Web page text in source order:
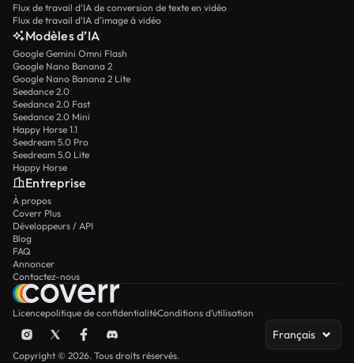
Flux de travail d’IA de conversion de texte en vidéo
Flux de travail d’IA d’image à vidéo
Modèles d’IA
Google Gemini Omni Flash
Google Nano Banana 2
Google Nano Banana 2 Lite
Seedance 2.0
Seedance 2.0 Fast
Seedance 2.0 Mini
Happy Horse 1.1
Seedream 5.0 Pro
Seedream 5.0 Lite
Happy Horse
Entreprise
À propos
Coverr Plus
Développeurs / API
Blog
FAQ
Annoncer
Contactez-nous
Licencepolitique de confidentialitéConditions d’utilisation
Français
Copyright © 2026. Tous droits réservés.